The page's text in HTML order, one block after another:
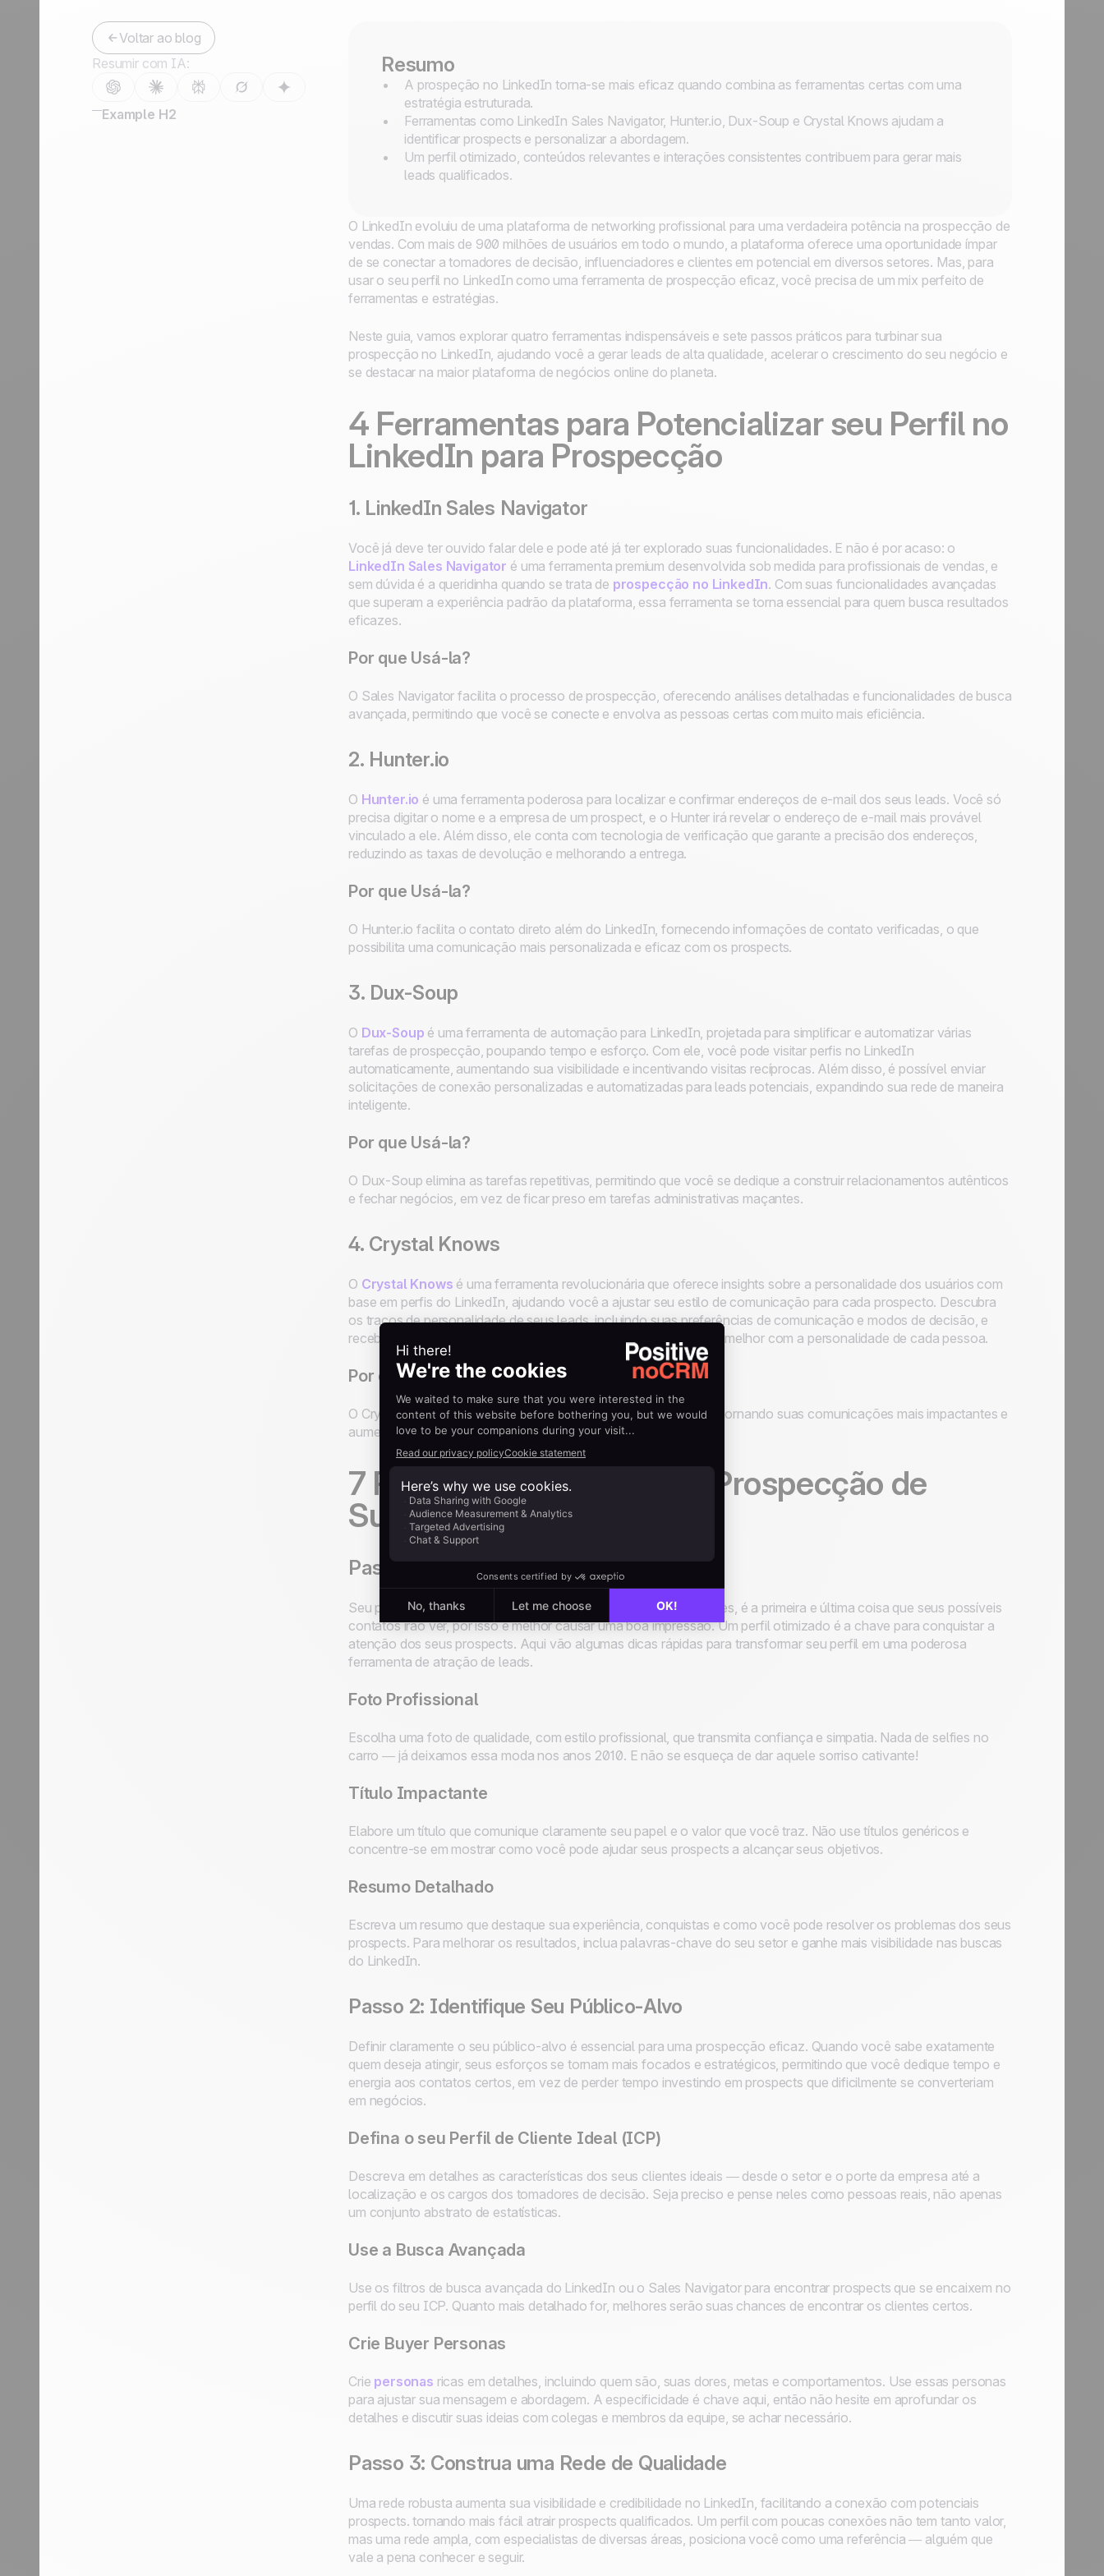
Tornar-se parceiro
Voltar ao blog
Resumir com IA:
Example H2
Resumo
A prospeção no LinkedIn torna-se mais eficaz quando combina as ferramentas certas com uma
estratégia estruturada.
Ferramentas como LinkedIn Sales Navigator, Hunter.io, Dux-Soup e Crystal Knows ajudam a
identificar prospects e personalizar a abordagem.
Um perfil otimizado, conteúdos relevantes e interações consistentes contribuem para gerar mais
leads qualificados.
O LinkedIn evoluiu de uma plataforma de networking profissional para uma verdadeira potência na prospecção de
vendas. Com mais de 900 milhões de usuários em todo o mundo, a plataforma oferece uma oportunidade ímpar
de se conectar a tomadores de decisão, influenciadores e clientes em potencial em diversos setores. Mas, para
usar o seu perfil no LinkedIn como uma ferramenta de prospecção eficaz, você precisa de um mix perfeito de
ferramentas e estratégias.
Neste guia, vamos explorar quatro ferramentas indispensáveis e sete passos práticos para turbinar sua
prospecção no LinkedIn, ajudando você a gerar leads de alta qualidade, acelerar o crescimento do seu negócio e
se destacar na maior plataforma de negócios online do planeta.
4 Ferramentas para Potencializar seu Perfil no
LinkedIn para Prospecção
1. LinkedIn Sales Navigator
Você já deve ter ouvido falar dele e pode até já ter explorado suas funcionalidades. E não é por acaso: o
LinkedIn Sales Navigator é uma ferramenta premium desenvolvida sob medida para profissionais de vendas, e
sem dúvida é a queridinha quando se trata de prospecção no LinkedIn. Com suas funcionalidades avançadas
que superam a experiência padrão da plataforma, essa ferramenta se torna essencial para quem busca resultados
eficazes.
Por que Usá-la?
O Sales Navigator facilita o processo de prospecção, oferecendo análises detalhadas e funcionalidades de busca
avançada, permitindo que você se conecte e envolva as pessoas certas com muito mais eficiência.
2. Hunter.io
O Hunter.io é uma ferramenta poderosa para localizar e confirmar endereços de e-mail dos seus leads. Você só
precisa digitar o nome e a empresa de um prospect, e o Hunter irá revelar o endereço de e-mail mais provável
vinculado a ele. Além disso, ele conta com tecnologia de verificação que garante a precisão dos endereços,
reduzindo as taxas de devolução e melhorando a entrega.
Por que Usá-la?
O Hunter.io facilita o contato direto além do LinkedIn, fornecendo informações de contato verificadas, o que
possibilita uma comunicação mais personalizada e eficaz com os prospects.
3. Dux-Soup
O Dux-Soup é uma ferramenta de automação para LinkedIn, projetada para simplificar e automatizar várias
tarefas de prospecção, poupando tempo e esforço. Com ele, você pode visitar perfis no LinkedIn
automaticamente, aumentando sua visibilidade e incentivando visitas recíprocas. Além disso, é possível enviar
solicitações de conexão personalizadas e automatizadas para leads potenciais, expandindo sua rede de maneira
inteligente.
Por que Usá-la?
O Dux-Soup elimina as tarefas repetitivas, permitindo que você se dedique a construir relacionamentos autênticos
e fechar negócios, em vez de ficar preso em tarefas administrativas maçantes.
4. Crystal Knows
O Crystal Knows é uma ferramenta revolucionária que oferece insights sobre a personalidade dos usuários com
base em perfis do LinkedIn, ajudando você a ajustar seu estilo de comunicação para cada prospecto. Descubra
os traços de personalidade de seus leads, incluindo suas preferências de comunicação e modos de decisão, e
receba dicas sobre como redigir suas mensagens para se alinhar melhor com a personalidade de cada pessoa.
Por que Usá-la?
O Crystal Knows permite que você personalize sua abordagem, tornando suas comunicações mais impactantes e
aumentando as chances de obter respostas positivas.
7 Passos Essenciais para Prospecção de
Sucesso no LinkedIn
Passo 1: Otimize Seu Perfil no LinkedIn
Seu perfil no LinkedIn é seu cartão de visita digital — muitas vezes, é a primeira e última coisa que seus possíveis
contatos irão ver, por isso é melhor causar uma boa impressão. Um perfil otimizado é a chave para conquistar a
atenção dos seus prospects. Aqui vão algumas dicas rápidas para transformar seu perfil em uma poderosa
ferramenta de atração de leads.
Foto Profissional
Escolha uma foto de qualidade, com estilo profissional, que transmita confiança e simpatia. Nada de selfies no
carro — já deixamos essa moda nos anos 2010. E não se esqueça de dar aquele sorriso cativante!
Título Impactante
Elabore um título que comunique claramente seu papel e o valor que você traz. Não use títulos genéricos e
concentre-se em mostrar como você pode ajudar seus prospects a alcançar seus objetivos.
Resumo Detalhado
Escreva um resumo que destaque sua experiência, conquistas e como você pode resolver os problemas dos seus
prospects. Para melhorar os resultados, inclua palavras-chave do seu setor e ganhe mais visibilidade nas buscas
do LinkedIn.
Passo 2: Identifique Seu Público-Alvo
Definir claramente o seu público-alvo é essencial para uma prospecção eficaz. Quando você sabe exatamente
quem deseja atingir, seus esforços se tornam mais focados e estratégicos, permitindo que você dedique tempo e
energia aos contatos certos, em vez de perder tempo investindo em prospects que dificilmente se converteriam
em negócios.
Defina o seu Perfil de Cliente Ideal (ICP)
Descreva em detalhes as características dos seus clientes ideais — desde o setor e o porte da empresa até a
localização e os cargos dos tomadores de decisão. Seja preciso e pense neles como pessoas reais, não apenas
um conjunto abstrato de estatísticas.
Use a Busca Avançada
Use os filtros de busca avançada do LinkedIn ou o Sales Navigator para encontrar prospects que se encaixem no
perfil do seu ICP. Quanto mais detalhado for, melhores serão suas chances de encontrar os clientes certos.
Crie Buyer Personas
Crie personas ricas em detalhes, incluindo quem são, suas dores, metas e comportamentos. Use essas personas
para ajustar sua mensagem e abordagem. A especificidade é chave aqui, então não hesite em aprofundar os
detalhes e discutir suas ideias com colegas e membros da equipe, se achar necessário.
Passo 3: Construa uma Rede de Qualidade
Uma rede robusta aumenta sua visibilidade e credibilidade no LinkedIn, facilitando a conexão com potenciais
prospects. tornando mais fácil atrair prospects qualificados. Um perfil com poucas conexões não tem tanto valor,
mas uma rede ampla, com especialistas de diversas áreas, posiciona você como uma referência — alguém que
vale a pena conhecer e seguir.